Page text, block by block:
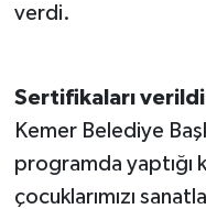
verdi.
Sertifikaları verildi
Kemer Belediye
programda yaptığı
çocuklarımızı